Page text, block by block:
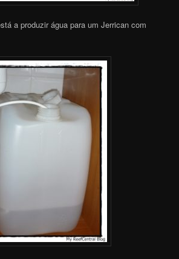
a produzir água para um Jerrican com